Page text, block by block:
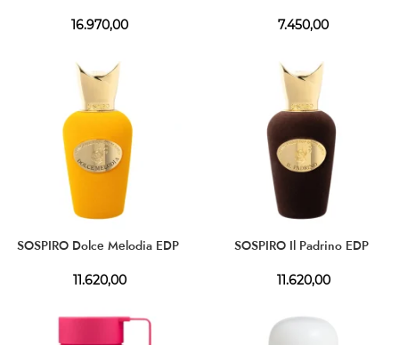
16.970,00 7.450,00
SOSPIRO Dolce Melodia EDP
11.620,00
SOSPIRO Il Padrino EDP
11.620,00